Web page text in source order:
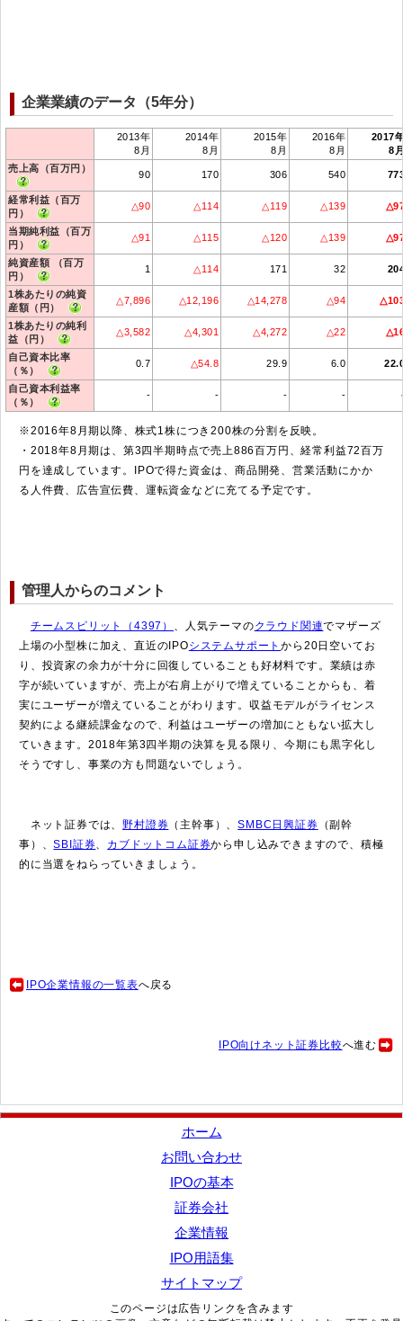
企業業績のデータ（5年分）
2013年
8月
2014年
8月
2015年
8月
2016年
8月
2017
8
売上高（百万円）
90 170 306 540
経常利益（百万
円）
△90 △114 △119 △139
当期純利益（百万
円）
△91 △115 △120 △139
純資産額 （百万
円）
1 △114 171 32
1株あたりの純資
産額（円）
△7,896 △12,196 △14,278 △94
1株あたりの純利
益（円）
△3,582 △4,301 △4,272 △22
自己資本比率
（％）
0.7 △54.8 29.9 6.0
自己資本利益率
（％）
- - - -
※2016年8月期以降、株式1株につき200株の分割を反映。
・2018年8月期は、第3四半期時点で売上886百万円、経常利益72百万
円を達成しています。IPOで得た資金は、商品開発、営業活動にかか
る人件費、広告宣伝費、運転資金などに充てる予定です。
管理人からのコメント
チームスピリット（4397） 、人気テーマのクラウド関連でマザーズ
上場の小型株に加え、直近のIPOシステムサポートから20日空いてお
り、投資家の余力が十分に回復していることも好材料です。業績は赤
字が続いていますが、売上が右肩上がりで増えていることからも、着
実にユーザーが増えていることがわります。収益モデルがライセンス
契約による継続課金なので、利益はユーザーの増加にともない拡大し
ていきます。2018年第3四半期の決算を見る限り、今期にも黒字化し
そうですし、事業の方も問題ないでしょう。
ネット証券では、野村證券 （主幹事）、SMBC日興証券 （副幹
事）、SBI証券、 カブドットコム証券から申し込みできますので、積極
的に当選をねらっていきましょう。
IPO企業情報の一覧表へ戻る
IPO向けネット証券比較へ進む
ホーム
お問い合わせ
IPOの基本
証券会社
企業情報
IPO用語集
サイトマップ
このページは広告リンクを含みます